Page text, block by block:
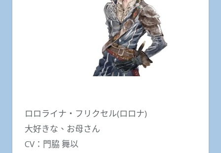
ロロライナ・フリクセル(ロロナ)
大好きな、お母さん
CV：門脇 舞以